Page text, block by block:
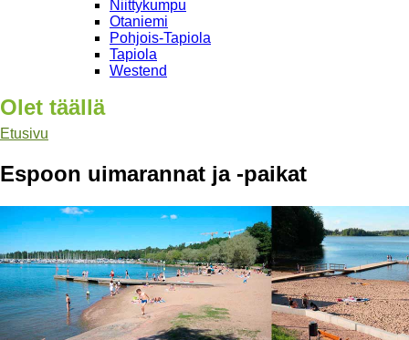
Niittykumpu
Otaniemi
Pohjois-Tapiola
Tapiola
Westend
Olet täällä
Etusivu
Espoon uimarannat ja -paikat